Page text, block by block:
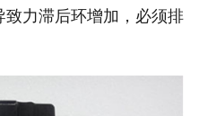
力滞后环增加，必须排